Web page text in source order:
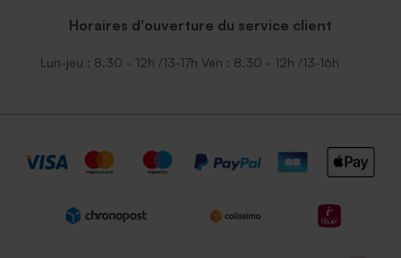
Horaires d'ouverture du service client
Lun-jeu : 8.30 - 12h /13-17h Ven : 8.30 - 12h /13-16h